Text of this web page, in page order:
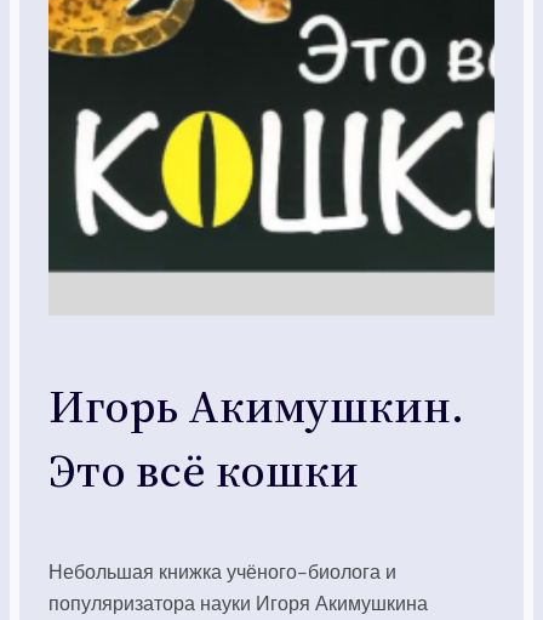
Игорь Акимушкин.
Это всё кошки
Небольшая книжка учёного-биолога и
популяризатора науки Игоря Акимушкина